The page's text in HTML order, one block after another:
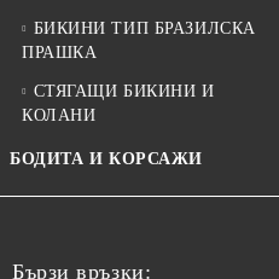
БИКИНИ ТИП БРАЗИЛСКА
ПРАШКА
СТЯГАЩИ БИКИНИ И
КОЛАНИ
БОДИТА И КОРСАЖИ
Бързи връзки: